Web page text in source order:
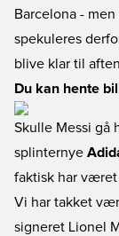
Barcelona -
spekuleres
blive klar til
Du kan hente
Skulle Messi gå
splinternye
faktisk har været
Vi har takket
signeret Lionel